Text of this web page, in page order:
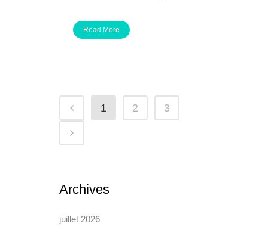
Read More
1 2 3
Archives
juillet 2026